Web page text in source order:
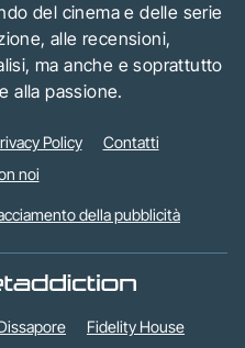
del cinema e delle serie
alle recensioni,
ma anche e soprattutto
alla passione.
Policy
Contatti
noi
della pubblicità
Fidelity House